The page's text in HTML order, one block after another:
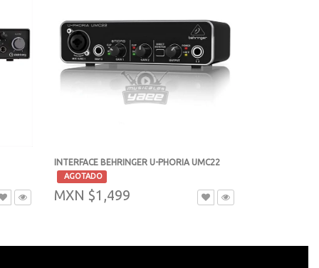
INTERFACE BEHRINGER U-PHORIA UMC22
AGOTADO
MXN $1,499